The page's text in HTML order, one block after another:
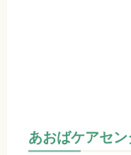
あおばケアセ